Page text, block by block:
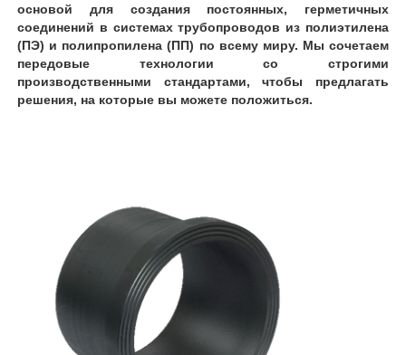
Продукция
О Компании
контроль качества
контактные данные
Blog
основой для создания постоянных, герметичных
соединений в системах трубопроводов из полиэтилена
(ПЭ) и полипропилена (ПП) по всему миру. Мы сочетаем
передовые технологии со строгими
производственными стандартами, чтобы предлагать
решения, на которые вы можете положиться.